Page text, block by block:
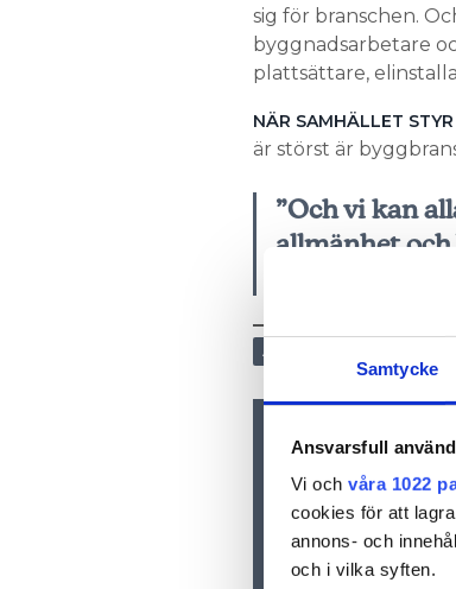
Samtycke
Ansvarsfull
Vi och våra 1022
cookies för att
annons- och
och i vilka syften.
sig för branschen.
byggnadsarbetare
plattsättare,
NÄR SAMHÄLLET
är störst är
”Och vi kan
allmänhet
ARBETSMARKNAD
Nyhetsbrev
Prenumerera på
inkorgen